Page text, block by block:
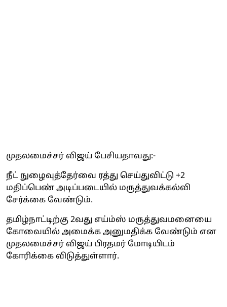
முதலமைச்சர் விஜய் பேசியதாவது:-
நீட் நுழைவுத்தேர்வை ரத்து செய்துவிட்டு +2
மதிப்பெண் அடிப்படையில் மருத்துவக்கல்வி
சேர்க்கை வேண்டும்.
தமிழ்நாட்டிற்கு 2வது எய்ம்ஸ் மருத்துவமனையை
கோவையில் அமைக்க அனுமதிக்க வேண்டும் என
முதலமைச்சர் விஜய் பிரதமர் மோடியிடம்
கோரிக்கை விடுத்துள்ளார்.